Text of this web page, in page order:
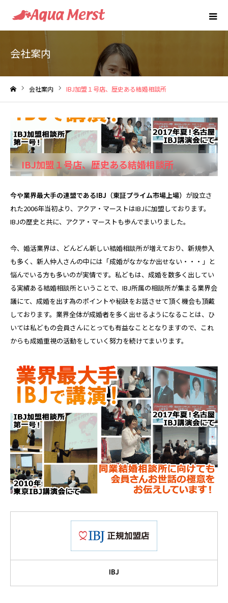
会社案内
会社案内 IBJ加盟１号店、歴史ある結婚相談所
IBJ加盟１号店、歴史ある結婚相談所
今や業界最大手の連盟であるIBJ（東証プライム市場上場） が設立さ
れた2006年当初より、アクア・マーストはIBJに加盟しております。
IBJの歴史と共に、アクア・マーストも歩んでまいりました。
今、婚活業界は、どんどん新しい結婚相談所が増えており、新規参入
も多く、新人仲人さんの中には「成婚がなかなか出せない・・・」と
悩んでいる方も多いのが実情です。私どもは、成婚を数多く出してい
る実績ある結婚相談所ということで、IBJ所属の相談所が集まる業界会
議にて、 成婚を出す為のポイントや秘訣をお話させて頂く機会も頂戴
しております。業界全体が成婚者を多く出せるようになることは、ひ
いては私どもの会員さんにとっても有益なこととなりますので、これ
からも成婚重視の活動をしていく努力を続けてまいります。
IBJ